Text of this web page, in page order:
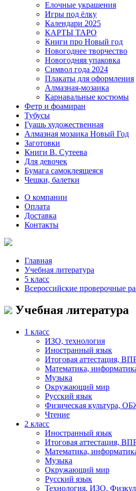
Елочные украшения
Игры под ёлку
Календари 2025
КАРТЫ ТАРО
Книги про Новый год
Новогоднее творчество
Новогодняя упаковка
Символ года 2024
Плакаты для оформления
Алмазная-мозаика
Карнавальные костюмы
Фетр и фоамиран
Тубусы
Гуашь художественная
Алмазная мозаика Новый Год
Заготовки
Книги В. Сутеева
Для девочек
Бумага самоклеящеяся
Чешки, балетки
О компании
Оплата
Доставка
Контакты
Главная
Учебная литература
5 класс
Всероссийские проверочные
Учебная литература
1 класс
ИЗО, технология
Иностранный язык
Итоговая аттестация,
Математика,
Музыка
Окружающий мир
Русский язык
Физическая культура,
Чтение
2 класс
Иностранный язык
Итоговая аттестация,
Математика,
Музыка
Окружающий мир
Русский язык
Технология, ИЗО,